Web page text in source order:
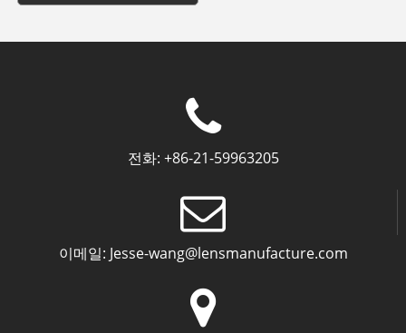
전화: +86-21-59963205
이메일: Jesse-wang@lensmanufacture.com